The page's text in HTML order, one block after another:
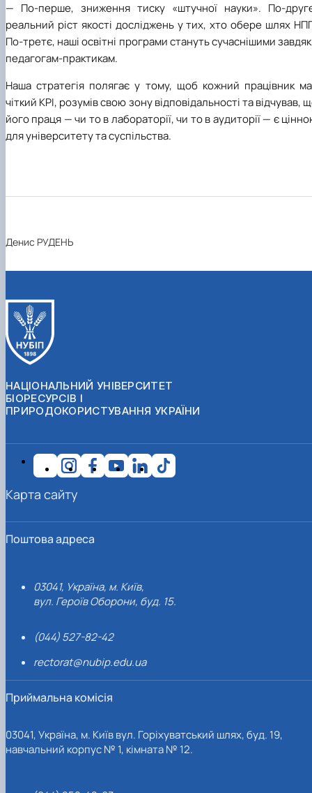
— По-перше, зниження тиску «штучної науки». По-
реальний ріст якості досліджень у тих, хто обере шлях
По-третє, наші освітні програми стануть сучаснішими
педагогам-практикам.
Наша стратегія полягає у тому, щоб кожний працівник
чіткий KPI, розумів свою зону відповідальності та відчував,
його праця — чи то в лабораторії, чи то в аудиторії — є
для університету та суспільства.
Денис РУДЕНЬ
НАЦІОНАЛЬНИЙ УНІВЕРСИТЕТ
БІОРЕСУРСІВ І
ПРИРОДОКОРИСТУВАННЯ УКРАЇНИ
Поштова адреса
03041, Україна, м. Київ,
вул. Героїв Оборони, буд. 15.
(044) 527-82-42
rectorat@nubip.edu.ua
Приймальна комісія
03041, Україна, м. Київ вул. Горіхуватський шлях, буд. 19,
навчальний корпус № 1, кімната № 12.
Карта сайту